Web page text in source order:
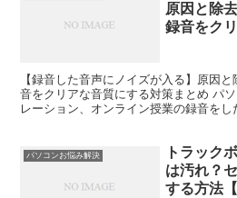
原因と除
録音をク
【録音した音声にノイズが入る】原因
音をクリアな音質にする対策まとめ パ
レーション、オンライン授業の録音を
パソコンお悩み解決
トラック
は汚れ？
する方法